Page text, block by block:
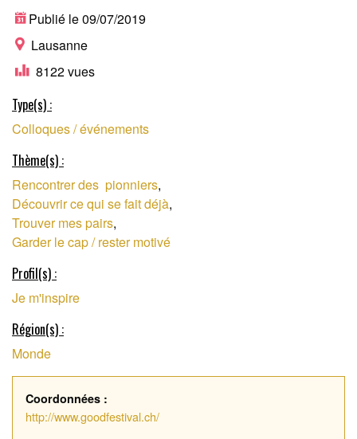
FESTIVAL SUISSE
SUR L'INNOVATION
SOCIÉTALE
Version courte
Publié le 09/07/2019
Lausanne
8122 vues
Type(s) :
Colloques / événements
Thème(s) :
Rencontrer des pionniers,
Découvrir ce qui se fait déjà,
Trouver mes pairs,
Garder le cap / rester motivé
Profil(s) :
Je m'inspire
Région(s) :
Monde
Coordonnées :
http://www.goodfestival.ch/